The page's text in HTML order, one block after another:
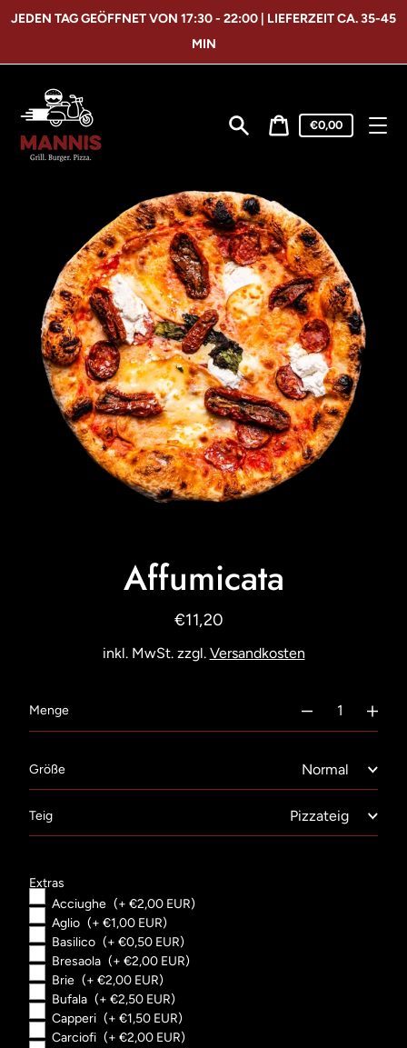
zum
JEDEN TAG GEÖFFNET VON 17:30 - 22:00 | LIEFERZEIT CA. 35-45
MIN
Warenkorb
Warenkorbpreis
€0,00
Affumicata
Normaler
€11,20
inkl. MwSt. zzgl. Versandkosten
Menge
Größe
Teig
Extras
Acciughe (+ €2,00 EUR)
Aglio (+ €1,00 EUR)
Basilico (+ €0,50 EUR)
Bresaola (+ €2,00 EUR)
Brie (+ €2,00 EUR)
Bufala (+ €2,50 EUR)
Capperi (+ €1,50 EUR)
Carciofi (+ €2,00 EUR)
€11,20